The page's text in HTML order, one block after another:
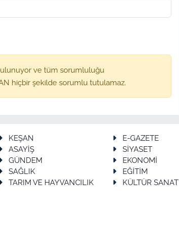
ve tüm sorumluluğu
hiçbir şekilde sorumlu tutulamaz.
KEŞAN
E-GAZETE
ASAYİŞ
SİYASET
GÜNDEM
EKONOMİ
SAĞLIK
EĞİTİM
TARIM VE HAYVANCILIK
KÜLTÜR SANAT